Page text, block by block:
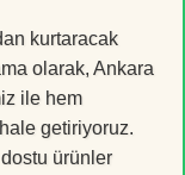
kurtaracak
olarak, Ankara
ile hem
getiriyoruz.
ürünler